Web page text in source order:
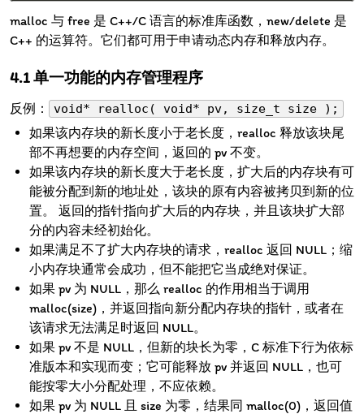
malloc 与 free 是 C++/C 语言的标准库函数，new/delete 是
C++ 的运算符。它们都可用于申请动态内存和释放内存。
单一功能的内存管理程序
反例： void* realloc( void* pv, size_t size );
如果该内存块的新长度小于老长度，realloc 释放该块尾
部不再想要的内存空间，返回的 pv 不变。
如果该内存块的新长度大于老长度，扩大后的内存块有可
能被分配到新的地址处，该块的原有内容被拷贝到新的位
置。 返回的指针指向扩大后的内存块，并且该块扩大部
分的内容未经初始化。
如果满足不了扩大内存块的请求，realloc 返回 NULL；缩
小内存块通常会成功，但不能把它当成绝对保证。
如果 pv 为 NULL，那么 realloc 的作用相当于调用
malloc(size)，并返回指向新分配内存块的指针，或者在
该请求无法满足时返回 NULL。
如果 pv 不是 NULL，但新的块长为零，C 标准下行为依标
准版本和实现而变；它可能释放 pv 并返回 NULL，也可
能按零大小分配处理，不应依赖。
如果 pv 为 NULL 且 size 为零，结果同 malloc(0)，返回值